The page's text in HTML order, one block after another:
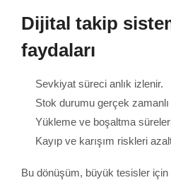
Dijital takip
faydaları
Sevkiyat süreci anlık izlenir.
Stok durumu gerçek
Yükleme ve boşaltma
Kayıp ve karışım riskleri
Bu dönüşüm, büyük tesisler